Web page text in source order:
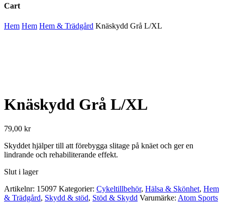
Cart
Close
Hem Hem Hem & Trädgård Knäskydd Grå L/XL
Knäskydd Grå L/XL
79,00 kr
Skyddet hjälper till att förebygga slitage på knäet och ger en
lindrande och rehabiliterande effekt.
Slut i lager
Artikelnr: 15097 Kategorier: Cykeltillbehör, Hälsa & Skönhet, Hem
& Trädgård, Skydd & stöd, Stöd & Skydd Varumärke: Atom Sports